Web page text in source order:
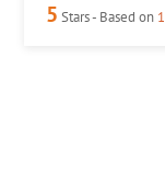
5 Stars - Based on